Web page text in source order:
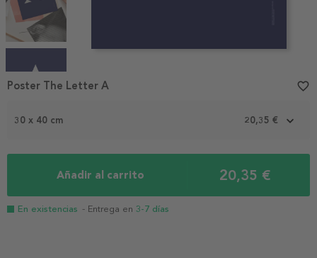
Item
1
30 x 40 cm 20,35 €
Añadir al carrito 20,35 €
En existencias - Entrega en 3-7 días
Poster The Letter A favorite_border